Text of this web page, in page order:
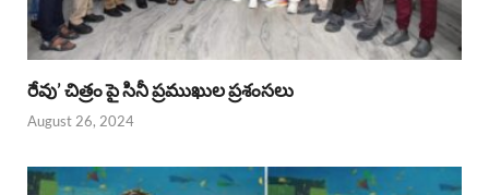
రేవు’ చిత్రం పై సినీ ప్రముఖుల ప్రశంసలు
August 26, 2024